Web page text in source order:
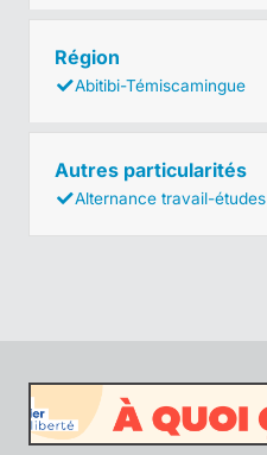
Région
Abitibi-Témiscamingue
Autres particularités
Alternance travail-études